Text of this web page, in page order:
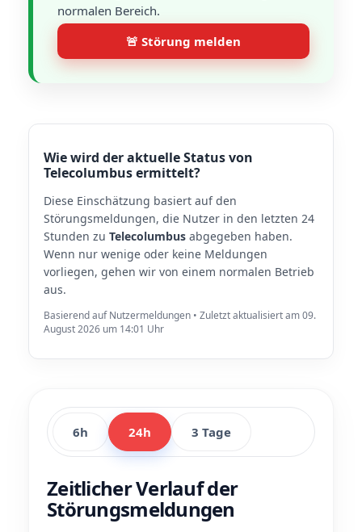
normalen Bereich.
🚨 Störung melden
Wie wird der aktuelle Status von
Telecolumbus ermittelt?
Diese Einschätzung basiert auf den
Störungsmeldungen, die Nutzer in den letzten 24
Stunden zu Telecolumbus abgegeben haben.
Wenn nur wenige oder keine Meldungen
vorliegen, gehen wir von einem normalen Betrieb
aus.
Basierend auf Nutzermeldungen • Zuletzt aktualisiert am 09.
August 2026 um 14:01 Uhr
6h 24h 3 Tage
Zeitlicher Verlauf der
Störungsmeldungen